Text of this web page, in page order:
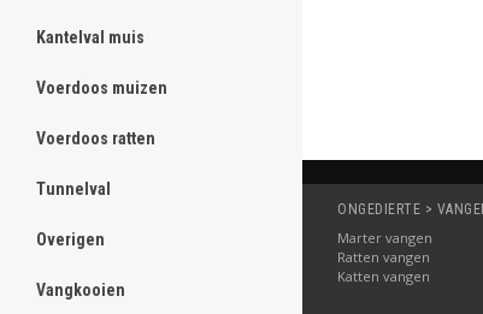
Kantelval muis
Voerdoos muizen
Voerdoos ratten
Tunnelval
Overigen
Vangkooien
ghost
ghost
ghost
ghost
ghost
ghost
ONGEDIERTE >
Marter vangen
Ratten vangen
Katten vangen